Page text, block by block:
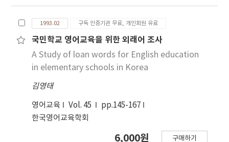
1993.02 구독 인증기관 무료, 개인회원 유료
국민학교 영어교육을 위한 외래어 조사
A Study of loan words for English education
in elementary schools in Korea
김영태
영어교육 Vol. 45
pp.145-167
한국영어교육학회
6,000원 구매하기